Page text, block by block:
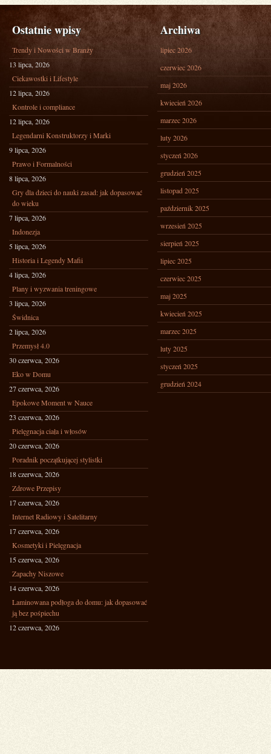
Ostatnie wpisy
Trendy i Nowości w Branży
13 lipca, 2026
Ciekawostki i Lifestyle
12 lipca, 2026
Kontrole i compliance
12 lipca, 2026
Legendarni Konstruktorzy i Marki
9 lipca, 2026
Prawo i Formalności
8 lipca, 2026
Gry dla dzieci do nauki zasad: jak dopasować
do wieku
7 lipca, 2026
Indonezja
5 lipca, 2026
Historia i Legendy Mafii
4 lipca, 2026
Plany i wyzwania treningowe
3 lipca, 2026
Świdnica
2 lipca, 2026
Przemysł 4.0
30 czerwca, 2026
Eko w Domu
27 czerwca, 2026
Epokowe Moment w Nauce
23 czerwca, 2026
Pielęgnacja ciała i włosów
20 czerwca, 2026
Poradnik początkującej stylistki
18 czerwca, 2026
Zdrowe Przepisy
17 czerwca, 2026
Internet Radiowy i Satelitarny
17 czerwca, 2026
Kosmetyki i Pielęgnacja
15 czerwca, 2026
Zapachy Niszowe
14 czerwca, 2026
Laminowana podłoga do domu: jak dopasować
ją bez pośpiechu
12 czerwca, 2026
Archiwa
lipiec 2026
czerwiec 2026
maj 2026
kwiecień 2026
marzec 2026
luty 2026
styczeń 2026
grudzień 2025
listopad 2025
październik 2025
wrzesień 2025
sierpień 2025
lipiec 2025
czerwiec 2025
maj 2025
kwiecień 2025
marzec 2025
luty 2025
styczeń 2025
grudzień 2024